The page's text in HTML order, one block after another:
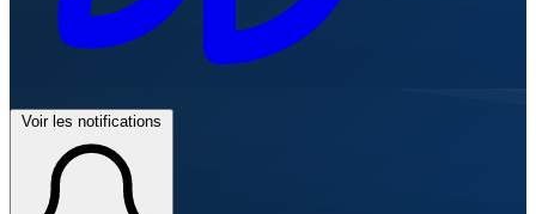
Voir les notifications